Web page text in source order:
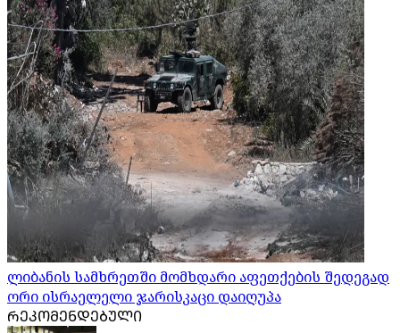
ლიბანის სამხრეთში მომხდარი აფეთქების შედეგად
ორი ისრაელელი ჯარისკაცი დაიღუპა
ᲠᲔᲙᲝᲛᲔᲜᲓᲔᲑᲣᲚᲘ